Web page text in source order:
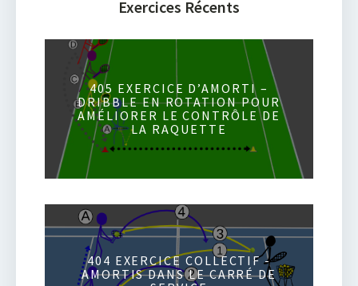
Exercices Récents
405 EXERCICE D’AMORTI –
DRIBBLE EN ROTATION POUR
AMÉLIORER LE CONTRÔLE DE
LA RAQUETTE
404 EXERCICE COLLECTIF -
AMORTIS DANS LE CARRÉ DE